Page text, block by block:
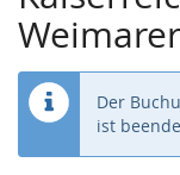
Der
ist